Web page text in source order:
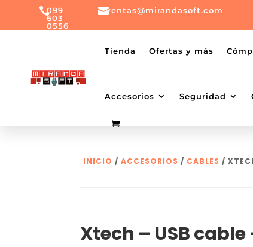
099
603
0556
0556
ventas@mirandasoft.com
mailto:
Tienda Ofertas y más
Accesorios Seguridad
INICIO /ACCESORIOS / CABLES /
Xtech – USB cable